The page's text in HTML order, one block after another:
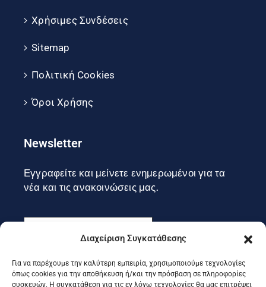
Διαχείριση Συγκατάθεσης
Για να παρέχουμε την καλύτερη εμπειρία, χρησιμοποιούμε τεχνολογίες
όπως cookies για την αποθήκευση ή/και την πρόσβαση σε πληροφορίες
συσκευών. Η συγκατάθεση για τις εν λόγω τεχνολογίες θα μας επιτρέψει
Χρήσιμες Συνδέσεις
Sitemap
Πολιτική Cookies
Όροι Χρήσης
Newsletter
Εγγραφείτε και μείνετε ενημερωμένοι για τα
νέα και τις ανακοινώσεις μας.
Εγγραφή